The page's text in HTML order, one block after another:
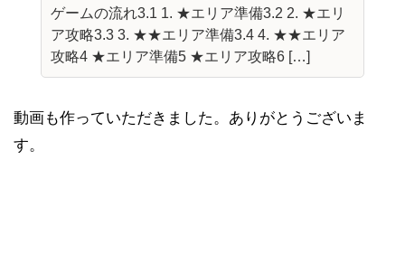
ゲームの流れ3.1 1. ★エリア準備3.2 2. ★エリ
ア攻略3.3 3. ★★エリア準備3.4 4. ★★エリア
攻略4 ★エリア準備5 ★エリア攻略6 […]
動画も作っていただきました。ありがとうございま
す。